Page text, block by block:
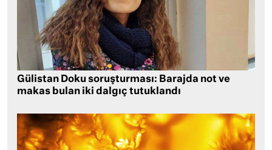
Gülistan Doku soruşturması: Barajda not ve
makas bulan iki dalgıç tutuklandı